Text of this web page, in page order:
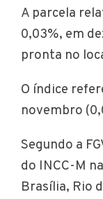
A parcela
0,03%, em
pronta no
O índice
novembro
Segundo a
do INCC-M
Brasília, Rio